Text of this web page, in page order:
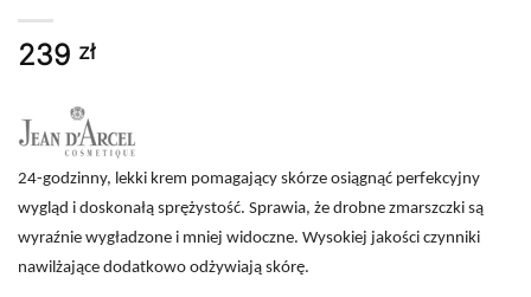
239 zł
24-godzinny, lekki krem pomagający skórze osiągnąć perfekcyjny
wygląd i doskonałą sprężystość. Sprawia, że drobne zmarszczki są
wyraźnie wygładzone i mniej widoczne. Wysokiej jakości czynniki
nawilżające dodatkowo odżywiają skórę.